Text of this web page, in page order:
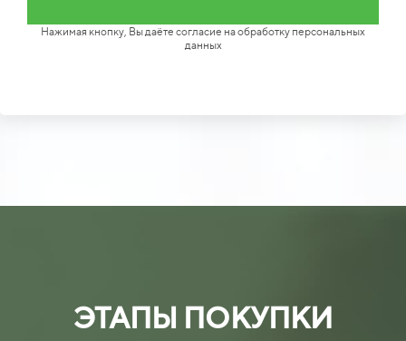
Нажимая кнопку, Вы даёте согласие на обработку персональных
данных
ЭТАПЫ ПОКУПКИ